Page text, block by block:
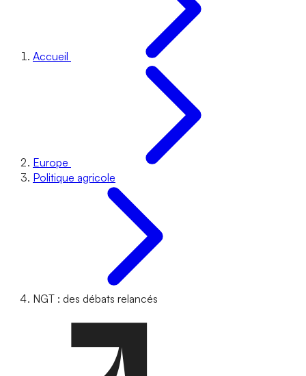
Accueil
Europe
Politique agricole
NGT : des débats relancés